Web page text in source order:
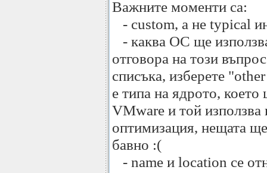
Важните моменти са:
- custom, а не typical
- каква ОС ще
отговора на този
списъка, изберете
е типа на ядрото,
VMware и той използва
оптимизация, нещата
бавно :(
- name и location се